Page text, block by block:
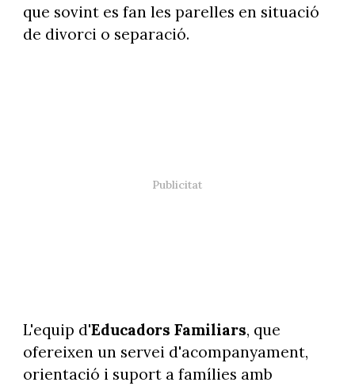
que sovint es fan les parelles en situació
de divorci o separació.
L'equip d'Educadors Familiars, que
ofereixen un servei d'acompanyament,
orientació i suport a famílies amb